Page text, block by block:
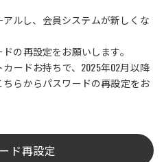
ルし、会員システムが新しくな
の再設定をお願いします。
ードお持ちで、2025年02月以降
らからパスワードの再設定をお
ド再設定